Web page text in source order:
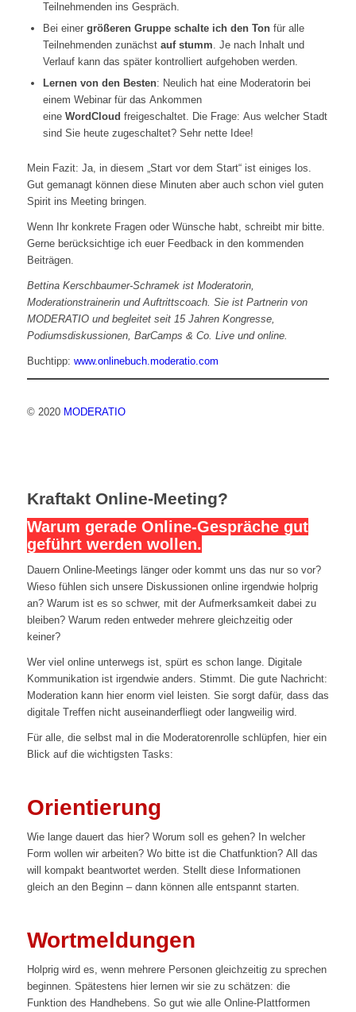
Teilnehmenden ins Gespräch.
Bei einer größeren Gruppe schalte ich den Ton für alle
Teilnehmenden zunächstauf stumm. Je nach Inhalt und
Verlauf kann das später kontrolliert aufgehoben werden.
Lernen von den Besten: Neulich hat eine Moderatorin bei
einem Webinar für das Ankommen
eine WordCloud freigeschaltet. Die Frage: Aus welcher Stadt
sind Sie heute zugeschaltet? Sehr nette Idee!
Mein Fazit: Ja, in diesem „Start vor dem Start“ ist einiges los.
Gut gemanagt können diese Minuten aber auch schon viel guten
Spirit ins Meeting bringen.
Wenn Ihr konkrete Fragen oder Wünsche habt, schreibt mir bitte.
Gerne berücksichtige ich euer Feedback in den kommenden
Beiträgen.
Bettina Kerschbaumer-Schramek ist Moderatorin,
Moderationstrainerin und Auftrittscoach. Sie ist Partnerin von
MODERATIO und begleitet seit 15 Jahren Kongresse,
Podiumsdiskussionen, BarCamps & Co. Live und online.
Buchtipp: www.onlinebuch.moderatio.com
© 2020 MODERATIO
Kraftakt Online-Meeting?
Warum gerade Online-Gespräche gut
geführt werden wollen.
Dauern Online-Meetings länger oder kommt uns das nur so vor?
Wieso fühlen sich unsere Diskussionen online irgendwie holprig
an? Warum ist es so schwer, mit der Aufmerksamkeit dabei zu
bleiben? Warum reden entweder mehrere gleichzeitig oder
keiner?
Wer viel online unterwegs ist, spürt es schon lange. Digitale
Kommunikation ist irgendwie anders. Stimmt. Die gute Nachricht:
Moderation kann hier enorm viel leisten. Sie sorgt dafür, dass das
digitale Treffen nicht auseinanderfliegt oder langweilig wird.
Für alle, die selbst mal in die Moderatorenrolle schlüpfen, hier ein
Blick auf die wichtigsten Tasks:
Orientierung
Wie lange dauert das hier? Worum soll es gehen? In welcher
Form wollen wir arbeiten? Wo bitte ist die Chatfunktion? All das
will kompakt beantwortet werden. Stellt diese Informationen
gleich an den Beginn – dann können alle entspannt starten.
Wortmeldungen
Holprig wird es, wenn mehrere Personen gleichzeitig zu sprechen
beginnen. Spätestens hier lernen wir sie zu schätzen: die
Funktion des Handhebens. So gut wie alle Online-Plattformen